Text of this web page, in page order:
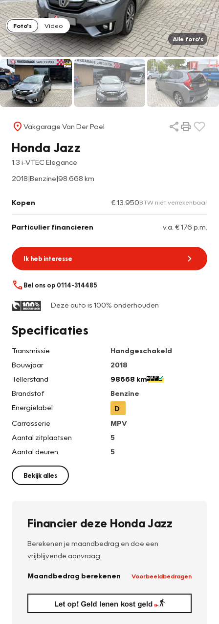
Foto's
Video
Alle foto's
Vakgarage Van Der Poel
Honda Jazz
1.3 i-VTEC Elegance
2018|Benzine|98.668 km
Kopen € 13.950BTW niet verrekenbaar
Particulier financieren v.a. € 176 p.m.
Ik heb interesse
Bel ons op 0114-314485
Deze auto is 100% onderhouden
Specificaties
Transmissie
Handgeschakeld
Bouwjaar
2018
Tellerstand
98668 km
Brandstof
Benzine
Energielabel
D
Carrosserie
MPV
Aantal zitplaatsen
5
Aantal deuren
5
Bekijk alles
Financier deze Honda Jazz
Berekenen je maandbedrag en doe een
vrijblijvende aanvraag.
Maandbedrag berekenen Voorbeeldbedragen